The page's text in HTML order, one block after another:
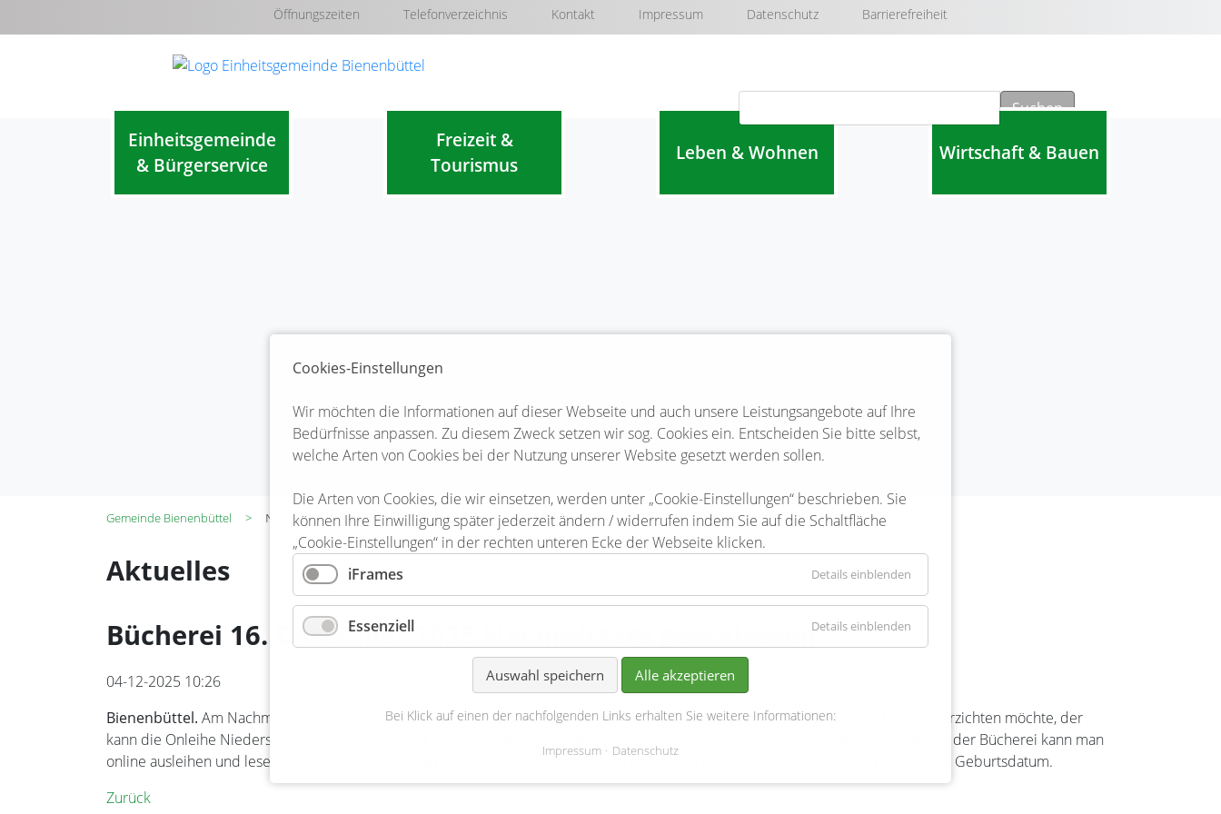
Öffnungszeiten Telefonverzeichnis Kontakt Impressum Datenschutz Barrierefreiheit
Suchen
Einheitsgemeinde
& Bürgerservice
Freizeit &
Tourismus
Leben & Wohnen Wirtschaft & Bauen
Gemeinde Bienenbüttel Nachrichtenleser
Aktuelles
Bücherei 16. Dezember 2025 Nachmittags geschlossen
04-12-2025 10:26
Bienenbüttel. Am Nachmittag des 16. Dezembers 2025 bleibt die Bücherei geschlossen. Wer aber nicht auf spannende Lektüre verzichten möchte, der
kann die Onleihe Niedersachsen nutzen. Hier gibt es 24 Stunden, 7 Tage die Woche eine große Leseauswahl. Mit dem Leseausweis der Bücherei kann man
online ausleihen und lesen (auf einem Tablet, Smartphone oder tolino). Die Zugangsdaten sind die Ausweisnummer und das eigene Geburtsdatum.
Zurück
Cookies-Einstellungen
Wir möchten die Informationen auf dieser Webseite und auch unsere Leistungsangebote auf Ihre
Bedürfnisse anpassen. Zu diesem Zweck setzen wir sog. Cookies ein. Entscheiden Sie bitte selbst,
welche Arten von Cookies bei der Nutzung unserer Website gesetzt werden sollen.
Die Arten von Cookies, die wir einsetzen, werden unter „Cookie-Einstellungen“ beschrieben. Sie
können Ihre Einwilligung später jederzeit ändern / widerrufen indem Sie auf die Schaltfläche
„Cookie-Einstellungen“ in der rechten unteren Ecke der Webseite klicken.
iFrames
Details einblenden
Essenziell Details einblenden
Auswahl speichern Alle akzeptieren
Bei Klick auf einen der nachfolgenden Links erhalten Sie weitere Informationen:
Impressum Datenschutz